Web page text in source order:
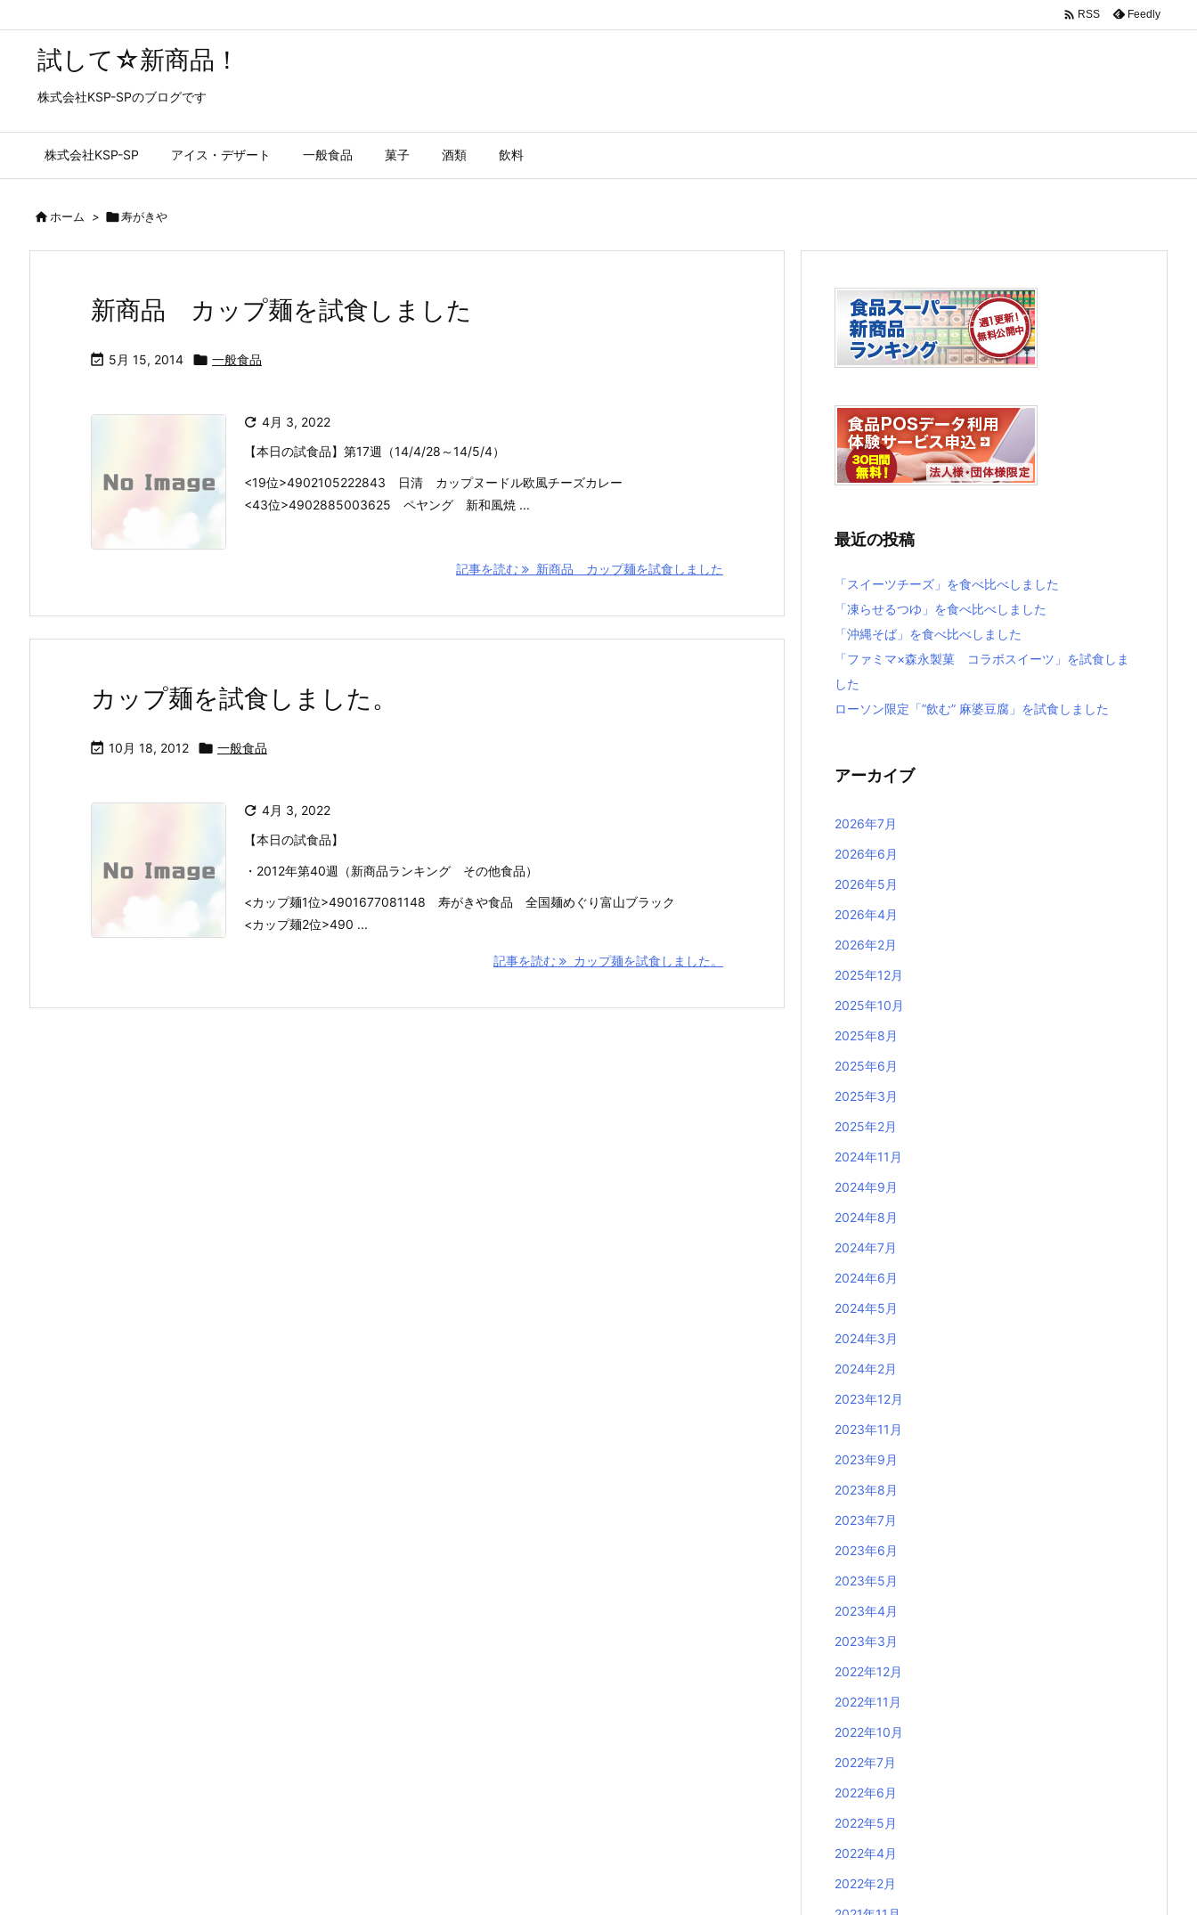
試して☆新商品！
株式会社KSP-SPのブログです
株式会社KSP-SP アイス・デザート 一般食品 菓子 酒類 飲料
 RSS Feedly
ホーム > 寿がきや
新商品 カップ麺を試食しました
 5月 15, 2014  一般食品
 4月 3, 2022
【本日の試食品】第17週（14/4/28～14/5/4）
<19位>4902105222843 日清 カップヌードル欧風チーズカレー
<43位>4902885003625 ペヤング 新和風焼 ...
記事を読む 新商品 カップ麺を試食しました
カップ麺を試食しました。
 10月 18, 2012  一般食品
 4月 3, 2022
【本日の試食品】
・2012年第40週（新商品ランキング その他食品）
<カップ麺1位>4901677081148 寿がきや食品 全国麺めぐり富山ブラック
<カップ麺2位>490 ...
記事を読む カップ麺を試食しました。
最近の投稿
「スイーツチーズ」を食べ比べしました
「凍らせるつゆ」を食べ比べしました
「沖縄そば」を食べ比べしました
「ファミマ×森永製菓 コラボスイーツ」を試食しま
した
ローソン限定「”飲む” 麻婆豆腐」を試食しました
アーカイブ
2026年7月
2026年6月
2026年5月
2026年4月
2026年2月
2025年12月
2025年10月
2025年8月
2025年6月
2025年3月
2025年2月
2024年11月
2024年9月
2024年8月
2024年7月
2024年6月
2024年5月
2024年3月
2024年2月
2023年12月
2023年11月
2023年9月
2023年8月
2023年7月
2023年6月
2023年5月
2023年4月
2023年3月
2022年12月
2022年11月
2022年10月
2022年7月
2022年6月
2022年5月
2022年4月
2022年2月